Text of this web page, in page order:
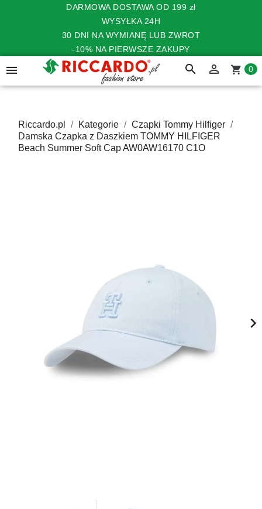
DARMOWA DOSTAWA OD 199 zł
WYSYŁKA 24H
30 DNI NA WYMIANĘ LUB ZWROT
-10% NA PIERWSZE ZAKUPY
 search  shopping_cart 0
Riccardo.pl Kategorie
Czapki Tommy Hilfiger
Damska Czapka z Daszkiem TOMMY HILFIGER
Beach Summer Soft Cap AW0AW16170 C1O
